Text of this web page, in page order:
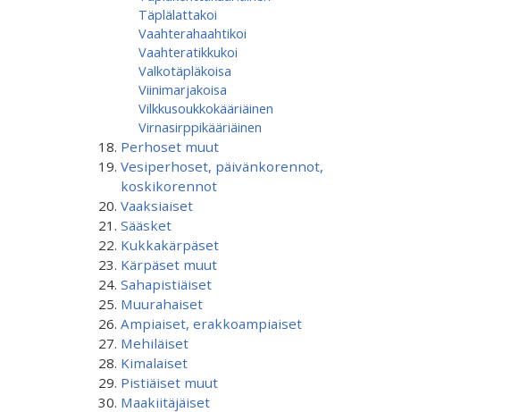
Täplälattakoi
Vaahterahaahtikoi
Vaahteratikkukoi
Valkotäpläkoisa
Viinimarjakoisa
Vilkkusoukkokääriäinen
Virnasirppikääriäinen
Perhoset muut
Vesiperhoset, päivänkorennot,
koskikorennot
Vaaksiaiset
Sääsket
Kukkakärpäset
Kärpäset muut
Sahapistiäiset
Muurahaiset
Ampiaiset, erakkoampiaiset
Mehiläiset
Kimalaiset
Pistiäiset muut
Maakiitäjäiset